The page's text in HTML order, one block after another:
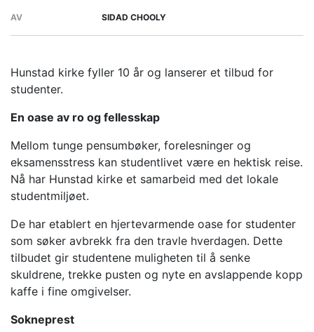
AV SIDAD CHOOLY
Hunstad kirke fyller 10 år og lanserer et tilbud for
studenter.
En oase av ro og fellesskap
Mellom tunge pensumbøker, forelesninger og
eksamensstress kan studentlivet være en hektisk reise.
Nå har Hunstad kirke et samarbeid med det lokale
studentmiljøet.
De har etablert en hjertevarmende oase for studenter
som søker avbrekk fra den travle hverdagen. Dette
tilbudet gir studentene muligheten til å senke
skuldrene, trekke pusten og nyte en avslappende kopp
kaffe i fine omgivelser.
Sokneprest